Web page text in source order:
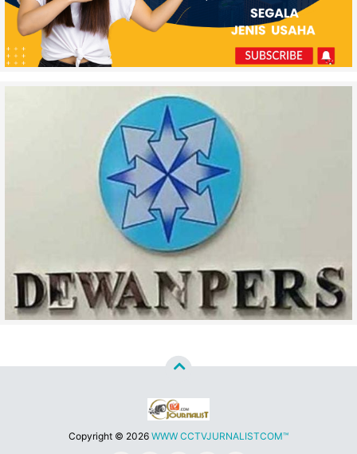
Copyright © 2026 WWW CCTVJURNALISTCOM™